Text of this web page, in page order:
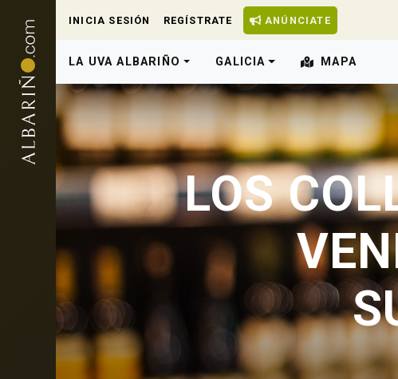
INICIA SESIÓN REGÍSTRATE ANÚNCIATE
LA UVA ALBARIÑO GALICIA MAPA
LOS